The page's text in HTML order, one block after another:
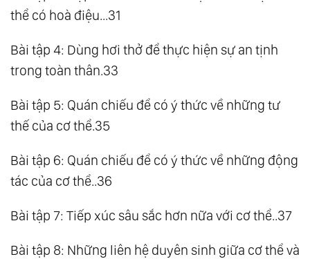
thể có hoà điệu...31
Bài tập 4: Dùng hơi thở để thực hiện sự an tịnh
trong toàn thân.33
Bài tập 5: Quán chiếu để có ý thức về những tư
thế của cơ thể.35
Bài tập 6: Quán chiếu để có ý thức về những động
tác của cơ thể..36
Bài tập 7: Tiếp xúc sâu sắc hơn nữa với cơ thể..37
Bài tập 8: Những liên hệ duyên sinh giữa cơ thể và